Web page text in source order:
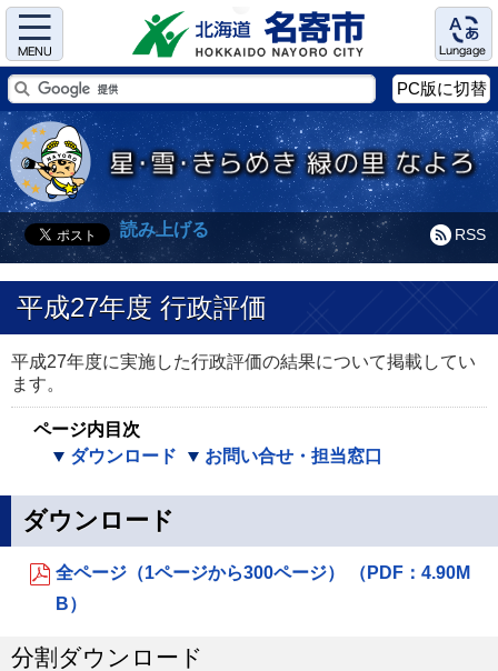
Menu Language
PC版に切替
RSS
読み上げる
平成27年度 行政評価
平成27年度に実施した行政評価の結果について掲載してい
ます。
ページ内目次
ダウンロード
お問い合せ・担当窓口
ダウンロード
全ページ（1ページから300ページ） （PDF：4.90M
B）
分割ダウンロード